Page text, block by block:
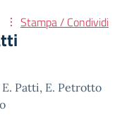
Stampa / Condividi
Patti, E. Petrotto